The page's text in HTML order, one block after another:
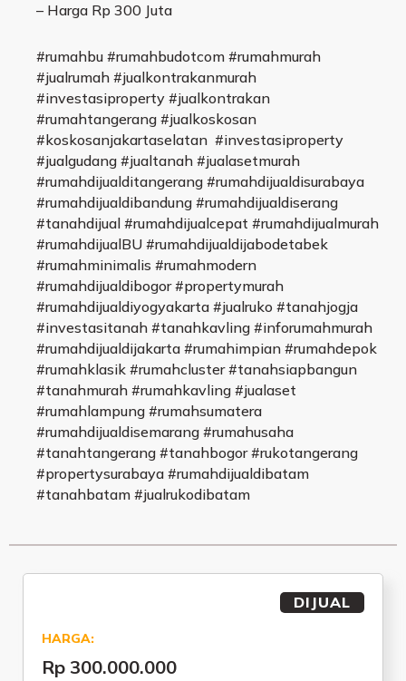
– Harga Rp 300 Juta
#rumahbu #rumahbudotcom #rumahmurah
#jualrumah #jualkontrakanmurah
#investasiproperty #jualkontrakan
#rumahtangerang #jualkoskosan
#koskosanjakartaselatan #investasiproperty
#jualgudang #jualtanah #jualasetmurah
#rumahdijualditangerang #rumahdijualdisurabaya
#rumahdijualdibandung #rumahdijualdiserang
#tanahdijual #rumahdijualcepat #rumahdijualmurah
#rumahdijualBU #rumahdijualdijabodetabek
#rumahminimalis #rumahmodern
#rumahdijualdibogor #propertymurah
#rumahdijualdiyogyakarta #jualruko #tanahjogja
#investasitanah #tanahkavling #inforumahmurah
#rumahdijualdijakarta #rumahimpian #rumahdepok
#rumahklasik #rumahcluster #tanahsiapbangun
#tanahmurah #rumahkavling #jualaset
#rumahlampung #rumahsumatera
#rumahdijualdisemarang #rumahusaha
#tanahtangerang #tanahbogor #rukotangerang
#propertysurabaya #rumahdijualdibatam
#tanahbatam #jualrukodibatam
DIJUAL
HARGA:
Rp 300.000.000